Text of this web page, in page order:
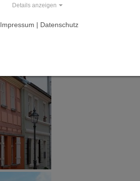
Details anzeigen
Impressum | Datenschutz